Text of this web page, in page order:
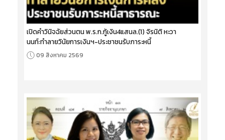
เปิดคำวินิจฉัยส่วนตน พ.ร.ก.กู้เงิน4แสนล.(1) จิรนิติ หะวา
นนท์:ทำลายวินัยการเงินฯ-ประชาชนรับภาระหนี้
09 สิงหาคม 2569